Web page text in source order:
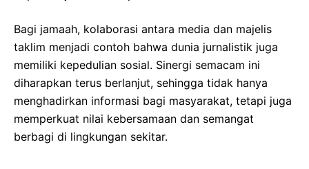
Bagi jamaah, kolaborasi antara media dan majelis
taklim menjadi contoh bahwa dunia jurnalistik juga
memiliki kepedulian sosial. Sinergi semacam ini
diharapkan terus berlanjut, sehingga tidak hanya
menghadirkan informasi bagi masyarakat, tetapi juga
memperkuat nilai kebersamaan dan semangat
berbagi di lingkungan sekitar.